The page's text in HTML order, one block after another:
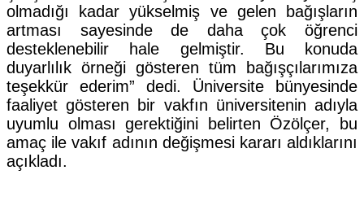
olmadığı kadar yükselmiş ve gelen bağışların
artması sayesinde de daha çok öğrenci
desteklenebilir hale gelmiştir. Bu konuda
duyarlılık örneği gösteren tüm bağışçılarımıza
teşekkür ederim” dedi. Üniversite bünyesinde
faaliyet gösteren bir vakfın üniversitenin adıyla
uyumlu olması gerektiğini belirten Özölçer, bu
amaç ile vakıf adının değişmesi kararı aldıklarını
açıkladı.